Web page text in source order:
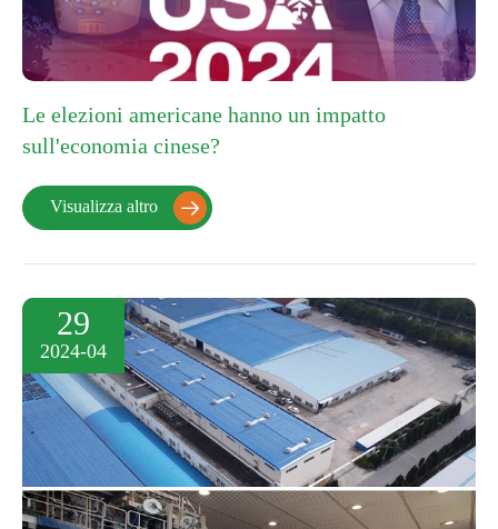
Le elezioni americane hanno un impatto
sull'economia cinese?
Visualizza altro 
29
2024-04